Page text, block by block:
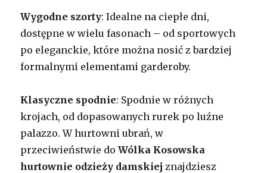
Wygodne szorty: Idealne na ciepłe dni,
dostępne w wielu fasonach – od sportowych
po eleganckie, które można nosić z bardziej
formalnymi elementami garderoby.
Klasyczne spodnie: Spodnie w różnych
krojach, od dopasowanych rurek po luźne
palazzo. W hurtowni ubrań, w
przeciwieństwie doWólka Kosowska
hurtownie odzieży damskiej znajdziesz